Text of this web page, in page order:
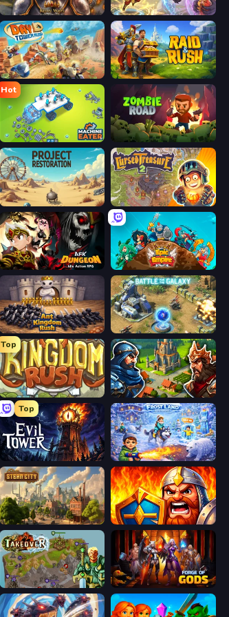
Khan Wars Heroes Assemble
Day D Tower Rush Raid & Rush
Hot
Machine Eater Zombie Road
Project Restoration Cursed Treasure 2
AFK Dungeon: Idle Action RPG Epic Empire: Tower Defense
Ant Kingdom Rush Battle for the Galaxy
Top
Kingdom Rush Your Majesty - Build & Conquer
Top
Evil Tower Frost Land - Snow Survival
Steam City WarLink: Crown & Clash
Takeover Forge of Gods